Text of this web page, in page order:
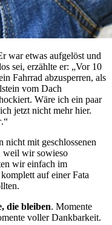
war etwas aufgelöst und
sei, erzählte er: „Vor 10
Fahrrad abzusperren, als
vom Dach
Wäre ich ein paar
jetzt nicht mehr hier.
.“
nicht mit geschlossenen
weil wir sowieso
wir einfach im
auf einer Fata
die bleiben. Momente
voller Dankbarkeit.